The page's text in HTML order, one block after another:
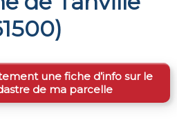
)
une fiche d’info sur le
de ma parcelle